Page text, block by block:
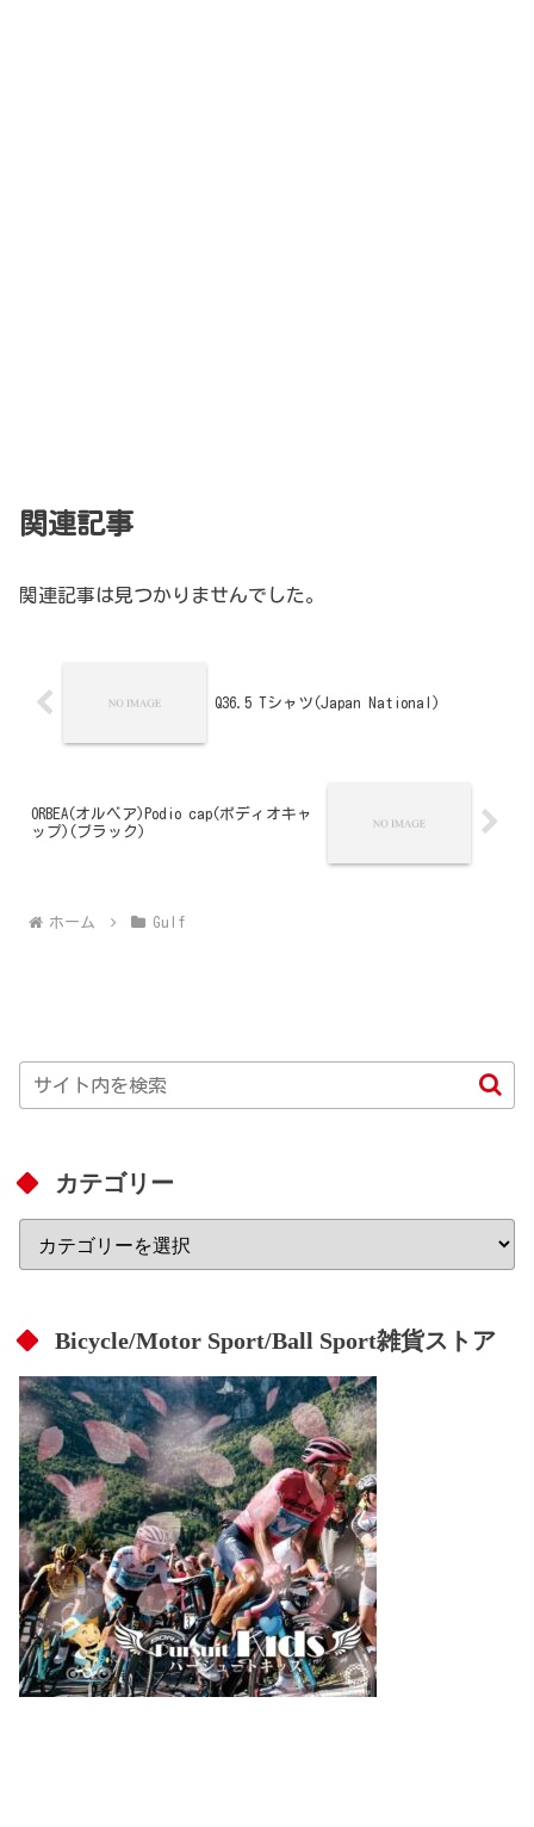
関連記事
関連記事は見つかりませんでした。
Q36.5 Tシャツ(Japan National)
ORBEA(オルベア)Podio cap(ポディオキャ
ップ)(ブラック)
ホーム Gulf
カテゴリー
Bicycle/Motor Sport/Ball Sport雑貨ストア